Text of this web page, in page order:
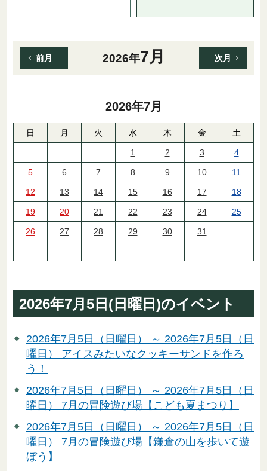
前月 2026年7月 次月
2026年7月
日 月 火 水 木 金 土
1 2 3 4
5 6 7 8 9 10 11
12 13 14 15 16 17 18
19 20 21 22 23 24 25
26 27 28 29 30 31
2026年7月5日(日曜日)のイベント
2026年7月5日（日曜日） ～ 2026年7月5日（日
曜日） アイスみたいなクッキーサンドを作ろ
う！
2026年7月5日（日曜日） ～ 2026年7月5日（日
曜日） 7月の冒険遊び場【こども夏まつり】
2026年7月5日（日曜日） ～ 2026年7月5日（日
曜日） 7月の冒険遊び場【鎌倉の山を歩いて遊
ぼう】